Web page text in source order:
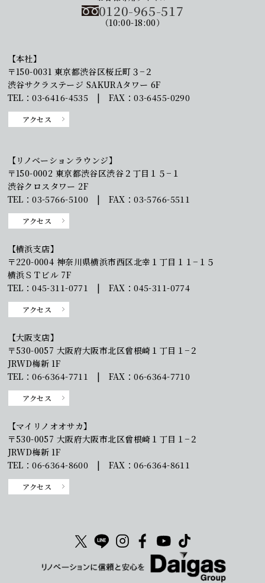
0120-965-517
（10:00-18:00）
【本社】
〒150-0031 東京都渋谷区桜丘町３−２
渋谷サクラステージ SAKURAタワー 6F
TEL：03-6416-4535 | FAX：03-6455-0290
アクセス
【リノベーションラウンジ】
〒150-0002 東京都渋谷区渋谷２丁目１５−１
渋谷クロスタワー 2F
TEL：03-5766-5100 | FAX：03-5766-5511
アクセス
【横浜支店】
〒220-0004 神奈川県横浜市西区北幸１丁目１１−１５
横浜ＳＴビル 7F
TEL：045-311-0771 | FAX：045-311-0774
アクセス
【大阪支店】
〒530-0057 大阪府大阪市北区曾根崎１丁目１−２
JRWD梅新 1F
TEL：06-6364-7711 | FAX：06-6364-7710
アクセス
【マイリノオオサカ】
〒530-0057 大阪府大阪市北区曾根崎１丁目１−２
JRWD梅新 1F
TEL：06-6364-8600 | FAX：06-6364-8611
アクセス